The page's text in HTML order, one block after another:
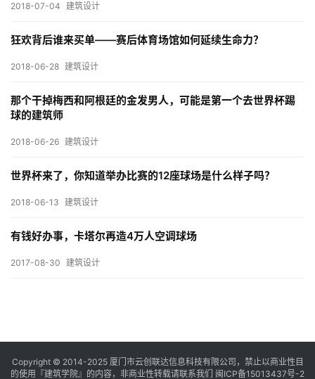
城
与
观
筑
极
2018-07-04 建筑设计
狂欢背后谁来买单——赛后体育场馆如何延续生命力？
2018-06-28 建筑设计
那个干掉梅西和阿根廷的金发男人，可能是第一个去世界杯踢
球的建筑师
2018-06-26 建筑设计
世界杯来了，你知道举办比赛的12座球场是什么样子吗？
2018-06-13 建筑设计
有钱好办事，卡塔尔再造4万人空调球场
2017-08-30 建筑设计
Copyright © 2014-2025 厦门市云创联达信息科技有限公司，禁止以商业性目
的使用『建筑学院』的内容，非商业性转载请联系我们 闽ICP备15013437号-2